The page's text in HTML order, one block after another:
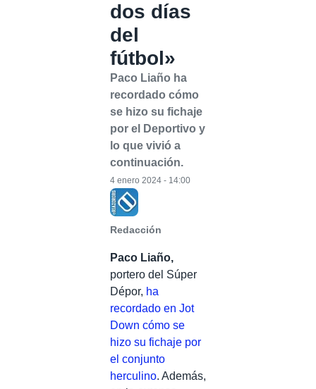
dos días
del
fútbol»
Paco Liaño ha
recordado cómo
se hizo su fichaje
por el Deportivo y
lo que vivió a
continuación.
Redacción
4 enero 2024 - 14:00
Paco Liaño,
portero del Súper
Dépor, ha
recordado en Jot
Down cómo se
hizo su fichaje por
el conjunto
herculino. Además,